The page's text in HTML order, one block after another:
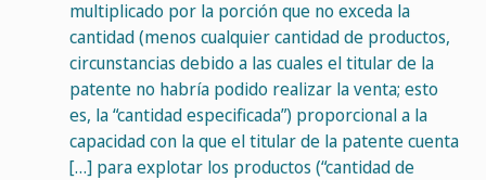
multiplicado por la porción que no exceda la
cantidad (menos cualquier cantidad de productos,
circunstancias debido a las cuales el titular de la
patente no habría podido realizar la venta; esto
es, la “cantidad especificada”) proporcional a la
capacidad con la que el titular de la patente cuenta
[…] para explotar los productos (“cantidad de